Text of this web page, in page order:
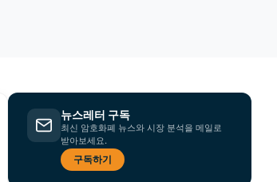
뉴스레터 구독
최신 암호화폐 뉴스와 시장 분석을 메일로
받아보세요.
구독하기